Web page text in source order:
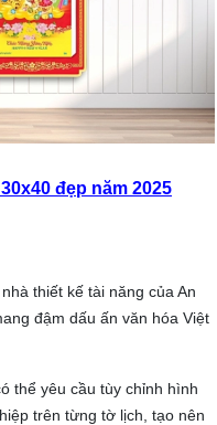
đẹp năm 2025
thiết kế tài năng của An
đậm dấu ấn văn hóa Việt
thể yêu cầu tùy chỉnh hình
trên từng tờ lịch, tạo nên